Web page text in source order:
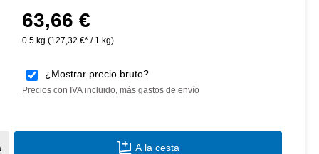
Precio normal:
63,66 €
0.5 kg (127,32 €* / 1 kg)
¿Mostrar precio bruto?
Precios con IVA incluido, más gastos de envío
Cantidad del producto: introduce la
A la cesta